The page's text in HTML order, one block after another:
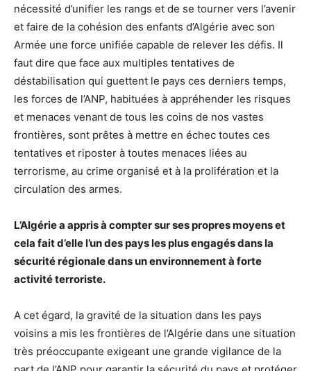
nécessité d’unifier les rangs et de se tourner vers l’avenir
et faire de la cohésion des enfants d’Algérie avec son
Armée une force unifiée capable de relever les défis. Il
faut dire que face aux multiples tentatives de
déstabilisation qui guettent le pays ces derniers temps,
les forces de l’ANP, habituées à appréhender les risques
et menaces venant de tous les coins de nos vastes
frontières, sont prêtes à mettre en échec toutes ces
tentatives et riposter à toutes menaces liées au
terrorisme, au crime organisé et à la prolifération et la
circulation des armes.
L’Algérie a appris à compter sur ses propres moyens et
cela fait d’elle l’un des pays les plus engagés dans la
sécurité régionale dans un environnement à forte
activité terroriste.
A cet égard, la gravité de la situation dans les pays
voisins a mis les frontières de l’Algérie dans une situation
très préoccupante exigeant une grande vigilance de la